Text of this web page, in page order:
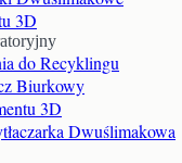
3D
do Recyklingu
Biurkowy
3D
Dwuślimakowa